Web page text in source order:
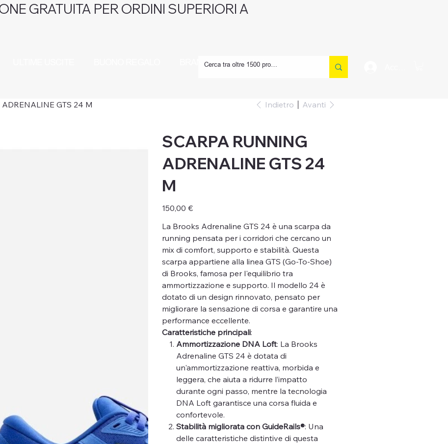
BRAND CONTATTI
GRATUITA PER ORDINI SUPERIORI A
GTS 24 M Indietro Avanti
SCARPA RUNNING
ADRENALINE GTS 24
M
Prezzo
150,00 €
La Brooks Adrenaline GTS 24 è una scarpa da
running pensata per i corridori che cercano un
mix di comfort, supporto e stabilità. Questa
scarpa appartiene alla linea GTS (Go-To-Shoe)
di Brooks, famosa per l'equilibrio tra
ammortizzazione e supporto. Il modello 24 è
dotato di un design rinnovato, pensato per
migliorare la sensazione di corsa e garantire una
performance eccellente.
Caratteristiche principali:
Ammortizzazione DNA Loft: La Brooks
Adrenaline GTS 24 è dotata di
un'ammortizzazione reattiva, morbida e
leggera, che aiuta a ridurre l’impatto
durante ogni passo, mentre la tecnologia
DNA Loft garantisce una corsa fluida e
confortevole.
Stabilità migliorata con GuideRails®: Una
delle caratteristiche distintive di questa